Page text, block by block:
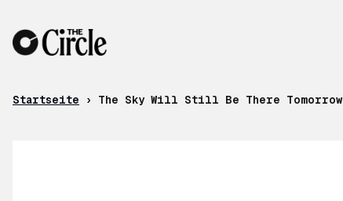
Startseite › The Sky Will Still Be There Tomorrow